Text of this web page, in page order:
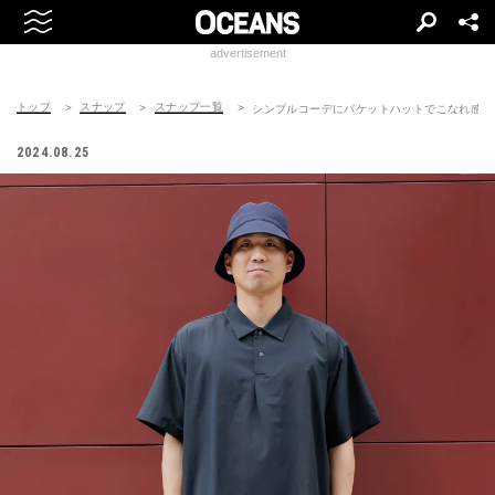
advertisement
トップ スナップ スナップ一覧 シンプルコーデにバケットハットでこなれ感
2024.08.25